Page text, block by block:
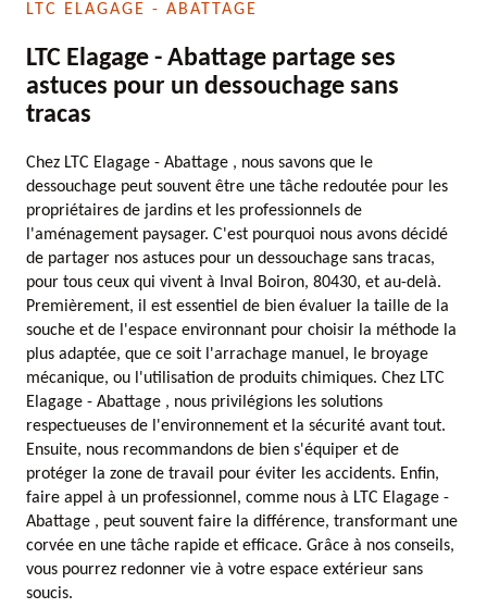
LTC ELAGAGE - ABATTAGE
LTC Elagage - Abattage partage ses
astuces pour un dessouchage sans
tracas
Chez LTC Elagage - Abattage , nous savons que le
dessouchage peut souvent être une tâche redoutée pour les
propriétaires de jardins et les professionnels de
l'aménagement paysager. C'est pourquoi nous avons décidé
de partager nos astuces pour un dessouchage sans tracas,
pour tous ceux qui vivent à Inval Boiron, 80430, et au-delà.
Premièrement, il est essentiel de bien évaluer la taille de la
souche et de l'espace environnant pour choisir la méthode la
plus adaptée, que ce soit l'arrachage manuel, le broyage
mécanique, ou l'utilisation de produits chimiques. Chez LTC
Elagage - Abattage , nous privilégions les solutions
respectueuses de l'environnement et la sécurité avant tout.
Ensuite, nous recommandons de bien s'équiper et de
protéger la zone de travail pour éviter les accidents. Enfin,
faire appel à un professionnel, comme nous à LTC Elagage -
Abattage , peut souvent faire la différence, transformant une
corvée en une tâche rapide et efficace. Grâce à nos conseils,
vous pourrez redonner vie à votre espace extérieur sans
soucis.